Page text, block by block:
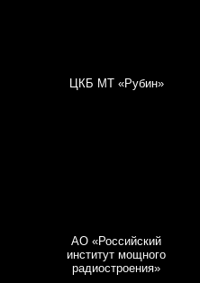
ЦКБ МТ «Рубин»
АО «Российский
институт мощного
радиостроения»